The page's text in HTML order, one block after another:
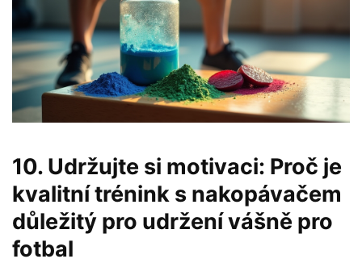
10. Udržujte si motivaci: Proč je
kvalitní trénink s nakopávačem
důležitý pro udržení vášně pro
fotbal